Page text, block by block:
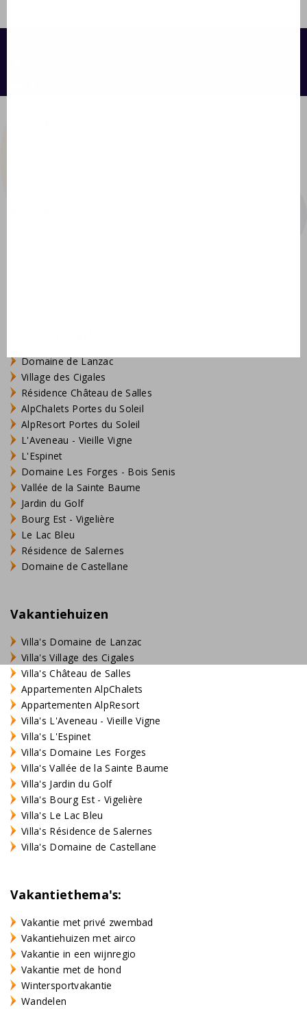
Domaine de Lanzac
Village des Cigales
Résidence Château de Salles
AlpChalets Portes du Soleil
AlpResort Portes du Soleil
L'Aveneau - Vieille Vigne
L'Espinet
Domaine Les Forges - Bois Senis
Vallée de la Sainte Baume
Jardin du Golf
Bourg Est - Vigelière
Le Lac Bleu
Résidence de Salernes
Domaine de Castellane
Vakantiehuizen
Villa's Domaine de Lanzac
Villa's Village des Cigales
Villa's Château de Salles
Appartementen AlpChalets
Appartementen AlpResort
Villa's L'Aveneau - Vieille Vigne
Villa's L'Espinet
Villa's Domaine Les Forges
Villa's Vallée de la Sainte Baume
Villa's Jardin du Golf
Villa's Bourg Est - Vigelière
Villa's Le Lac Bleu
Villa's Résidence de Salernes
Villa's Domaine de Castellane
Vakantiethema's:
Vakantie met privé zwembad
Vakantiehuizen met airco
Vakantie in een wijnregio
Vakantie met de hond
Wintersportvakantie
Wandelen